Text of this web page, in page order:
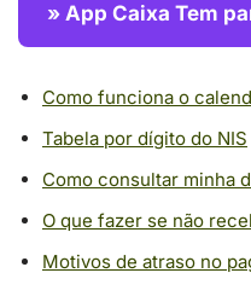
» App Caixa Tem
Como funciona o
Tabela por dígito do NIS
Como consultar minha
O que fazer se não
Motivos de atraso no